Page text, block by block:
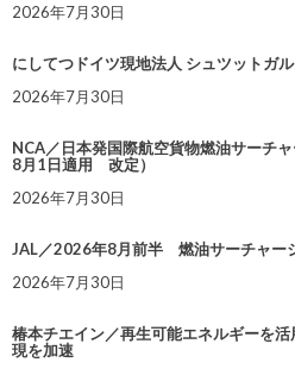
2026年7月30日
にしてつドイツ現地法人 シュツットガ
2026年7月30日
NCA／日本発国際航空貨物燃油サーチ
8月1日適用 改定）
2026年7月30日
JAL／2026年8月前半 燃油サーチャー
2026年7月30日
椿本チエイン／再生可能エネルギーを
現を加速